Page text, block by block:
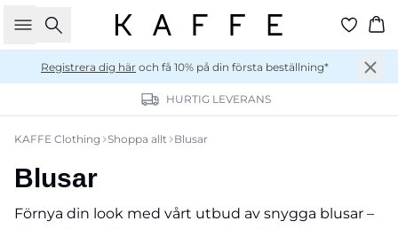
Sök
Registrera dig här och få 10% på din första beställning*
HURTIG LEVERANS
KAFFE Clothing Shoppa allt Blusar
Blusar
Förnya din look med vårt utbud av snygga blusar –